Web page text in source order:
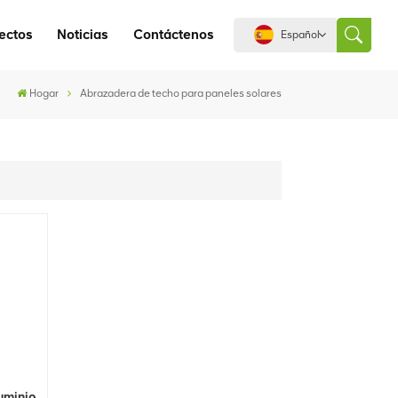
Noticias Contáctenos Español
Hogar Abrazadera de techo para paneles solares